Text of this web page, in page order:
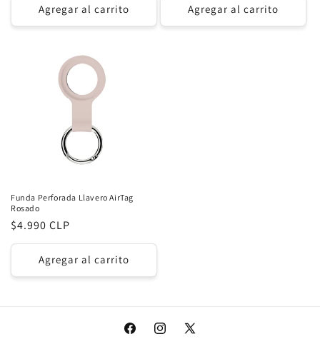
Agregar al carrito Agregar al carrito
Funda Perforada Llavero AirTag
Rosado
Precio
habitual
$4.990 CLP
Agregar al carrito
FacebookInstagram
X